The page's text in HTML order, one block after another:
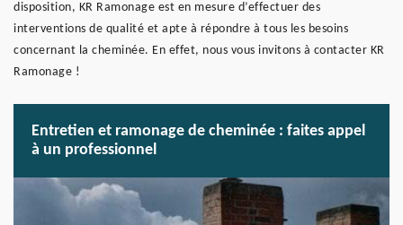
disposition, KR Ramonage est en mesure d’effectuer des
interventions de qualité et apte à répondre à tous les besoins
concernant la cheminée. En effet, nous vous invitons à contacter KR
Ramonage !
Entretien et ramonage de cheminée : faites appel
à un professionnel